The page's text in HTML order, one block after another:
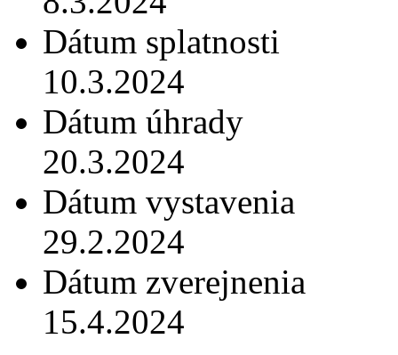
Dátum splatnosti
10.3.2024
Dátum úhrady
20.3.2024
Dátum vystavenia
29.2.2024
Dátum zverejnenia
15.4.2024